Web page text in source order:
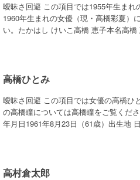
曖昧さ回避 この項目では1955年生まれ
1960年生まれの女優（現・高橋彩夏）
い。たかはし けいこ高橋 恵子本名高
高橋ひとみ
曖昧さ回避 この項目では女優の高橋ひ
の高橋瞳については高橋瞳をご覧くだ
年月日1961年8月23日（61歳）出生地
高村倉太郎